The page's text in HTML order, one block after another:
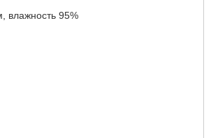
влажность 95%